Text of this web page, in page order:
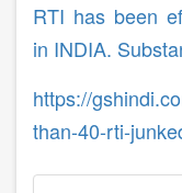
RTI has been
in INDIA.
https://
than-40-rti-